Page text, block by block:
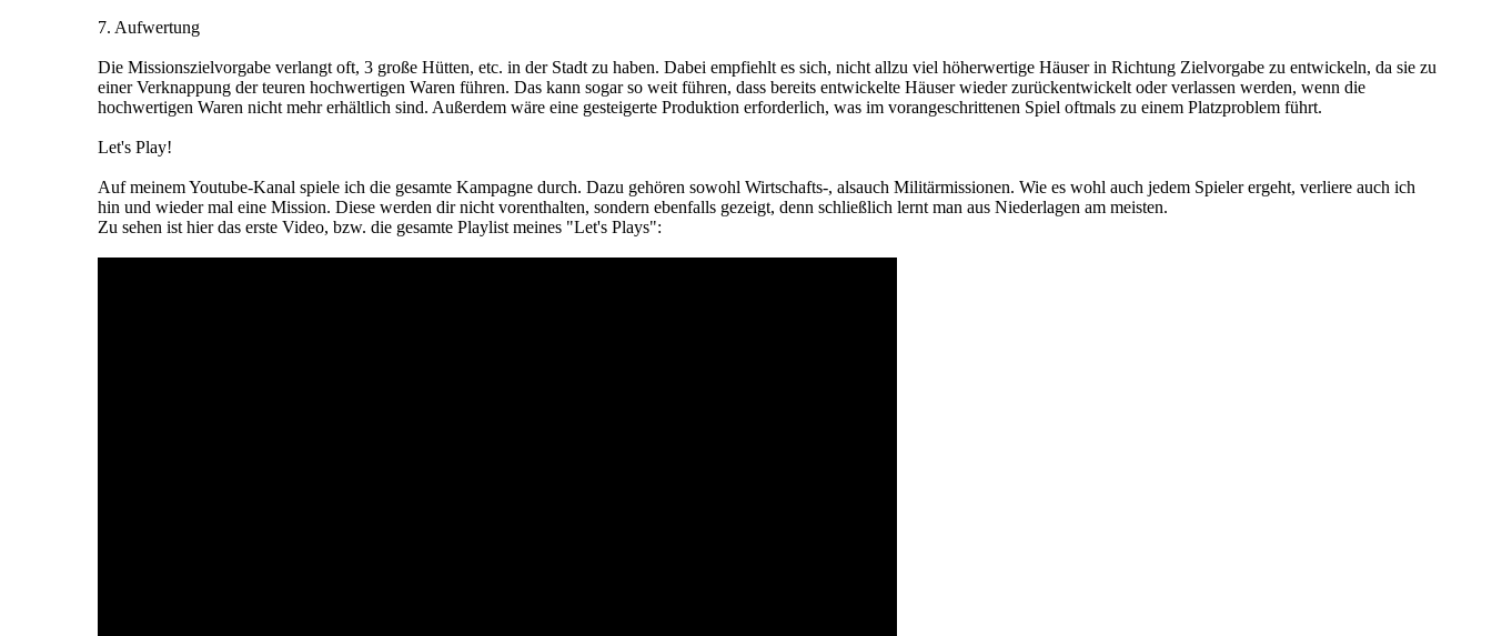
7. Aufwertung
Die Missionszielvorgabe verlangt oft, 3 große Hütten, etc. in der Stadt zu haben. Dabei empfiehlt es sich, nicht allzu viel höherwertige Häuser in Richtung Zielvorgabe zu entwickeln, da sie zu
einer Verknappung der teuren hochwertigen Waren führen. Das kann sogar so weit führen, dass bereits entwickelte Häuser wieder zurückentwickelt oder verlassen werden, wenn die
hochwertigen Waren nicht mehr erhältlich sind. Außerdem wäre eine gesteigerte Produktion erforderlich, was im vorangeschrittenen Spiel oftmals zu einem Platzproblem führt.
Let's Play!
Auf meinem Youtube-Kanal spiele ich die gesamte Kampagne durch. Dazu gehören sowohl Wirtschafts-, alsauch Militärmissionen. Wie es wohl auch jedem Spieler ergeht, verliere auch ich
hin und wieder mal eine Mission. Diese werden dir nicht vorenthalten, sondern ebenfalls gezeigt, denn schließlich lernt man aus Niederlagen am meisten.
Zu sehen ist hier das erste Video, bzw. die gesamte Playlist meines "Let's Plays":